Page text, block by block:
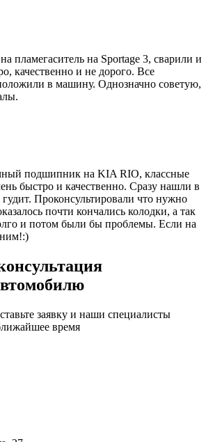
пламегаситель на Sportage 3, сварили и
качественно и не дорого. Все
в машину. Однозначно советую,
подшипник на KIA RIO, классные
быстро и качественно. Сразу нашли в
Проконсультировали что нужно
почти кончались колодки, а так
и потом были бы проблемы. Если на
ним!:)
заявку и наши специалисты
время